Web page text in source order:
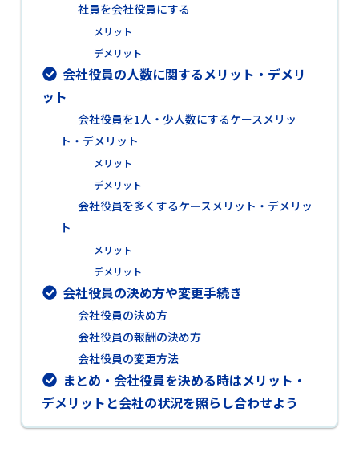
社員を会社役員にする
メリット
デメリット
会社役員の人数に関するメリット・デメリ
ット
会社役員を1人・少人数にするケースメリッ
ト・デメリット
メリット
デメリット
会社役員を多くするケースメリット・デメリッ
ト
メリット
デメリット
会社役員の決め方や変更手続き
会社役員の決め方
会社役員の報酬の決め方
会社役員の変更方法
まとめ・会社役員を決める時はメリット・
デメリットと会社の状況を照らし合わせよう